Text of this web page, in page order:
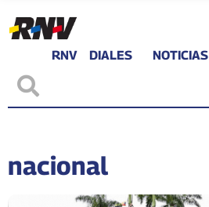
RNV DIALES NOTICIAS
nacional